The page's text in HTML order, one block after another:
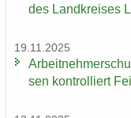
des Land­krei­ses
19.11.2025
sen kon­trol­liert